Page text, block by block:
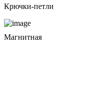
Крючки-петли
Магнитная